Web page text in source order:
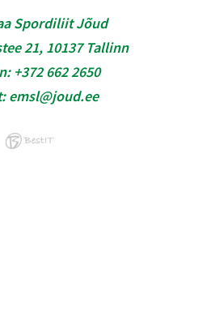
Spordiliit Jõud
21, 10137 Tallinn
+372 662 2650
emsl@joud.ee